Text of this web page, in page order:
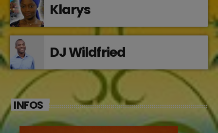
Klarys
DJ Wildfried
INFOS